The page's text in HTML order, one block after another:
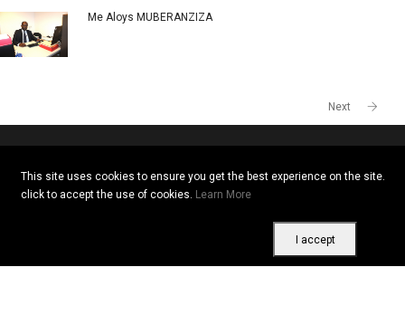
Kenya
Me Aloys MUBERANZIZA
This site uses cookies to ensure you get the best experience on the site.
click to accept the use of cookies. Learn More
I accept